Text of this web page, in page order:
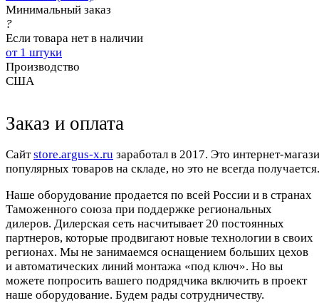
Минимальный заказ
?
Если товара нет в наличии
от 1 штуки
Производство
США
Заказ и оплата
Cайтstore.argus-x.ru заработал в 2017. Это интернет-
популярных товаров на складе, но это не всегда
Наше оборудование продается по всей России и в странах
Таможенного союза при поддержке региональных
дилеров. Дилерская сеть насчитывает 20 постоянных
партнеров, которые продвигают новые технологии в своих
регионах. Мы не занимаемся оснащением больших цехов
и автоматических линий монтажа «под ключ». Но вы
можете попросить вашего подрядчика включить в проект
наше оборудование. Будем рады сотрудничеству.